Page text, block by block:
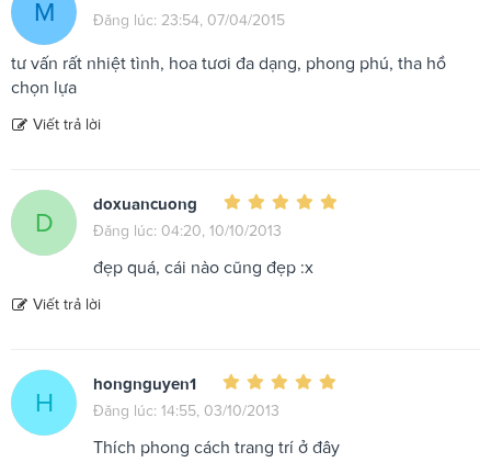
M Đăng lúc: 23:54, 07/04/2015
tư vấn rất nhiệt tình, hoa tươi đa dạng, phong phú, tha hồ
chọn lựa
Viết trả lời
D
doxuancuong
Đăng lúc: 04:20, 10/10/2013
đẹp quá, cái nào cũng đẹp :x
Viết trả lời
H
hongnguyen1
Đăng lúc: 14:55, 03/10/2013
Thích phong cách trang trí ở đây